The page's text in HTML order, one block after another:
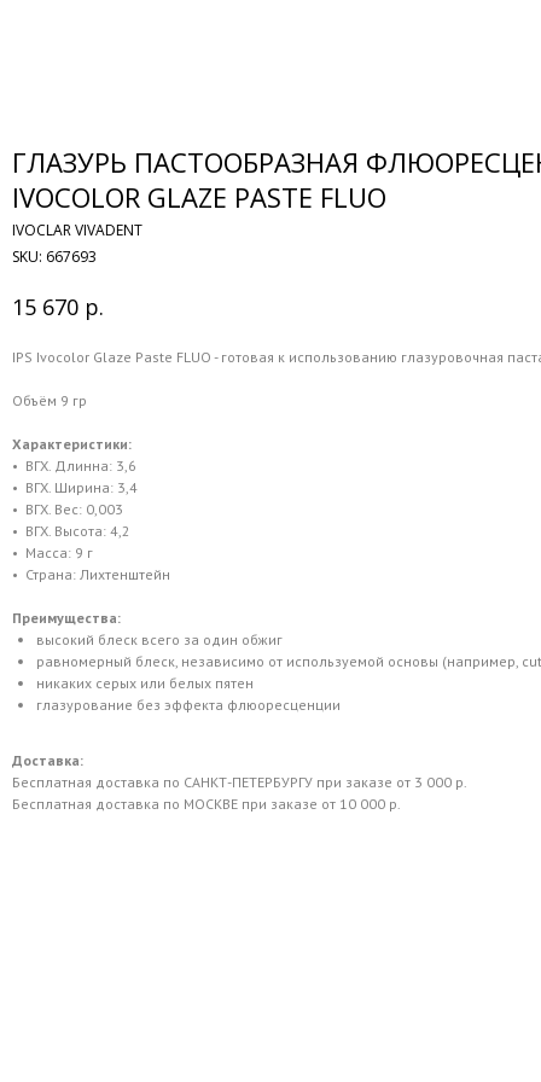
ГЛАЗУРЬ ПАСТООБРАЗНАЯ
IVOCOLOR GLAZE PASTE FLUO
IVOCLAR VIVADENT
SKU: 667693
15 670 р.
IPS Ivocolor Glaze Paste FLUO - готовая к использованию глазуровочная
Объём 9 гр
Характеристики:
• ВГХ. Длинна: 3,6
• ВГХ. Ширина: 3,4
• ВГХ. Вес: 0,003
• ВГХ. Высота: 4,2
• Масса: 9 г
• Страна: Лихтенштейн
Преимущества:
высокий блеск всего за один обжиг
равномерный блеск, независимо от используемой основы (например,
никаких серых или белых пятен
глазурование без эффекта флюоресценции
Доставка:
Бесплатная доставка по САНКТ-ПЕТЕРБУРГУ при заказе от 3 000 р.
Бесплатная доставка по МОСКВЕ при заказе от 10 000 р.